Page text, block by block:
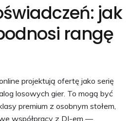
jak
rangę
projektują ofertę jako serię
losowych gier. To mogą być
premium z osobnym stołem,
współpracy z DJ-em —